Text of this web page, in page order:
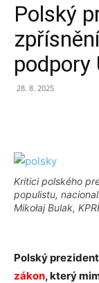
Polský
podpory
28. 8. 2025
Kritici polského
populistu,
Mikołaj Bulak,
Polský
zákon, který